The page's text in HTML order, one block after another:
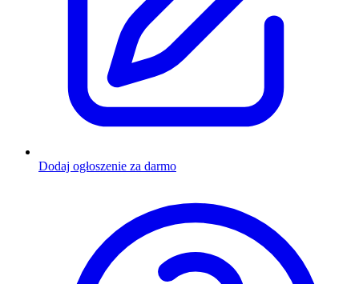
Dodaj ogłoszenie za darmo